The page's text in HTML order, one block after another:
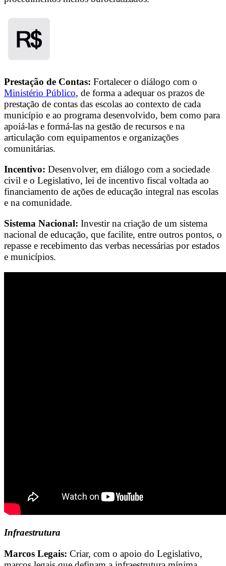
Prestação de Contas: Fortalecer o diálogo com o
Ministério Público, de forma a adequar os prazos de
prestação de contas das escolas ao contexto de cada
município e ao programa desenvolvido, bem como para
apoiá-las e formá-las na gestão de recursos e na
articulação com equipamentos e organizações
comunitárias.
Incentivo: Desenvolver, em diálogo com a sociedade
civil e o Legislativo, lei de incentivo fiscal voltada ao
financiamento de ações de educação integral nas escolas
e na comunidade.
Sistema Nacional: Investir na criação de um sistema
nacional de educação, que facilite, entre outros pontos, o
repasse e recebimento das verbas necessárias por estados
e municípios.
Infraestrutura
Marcos Legais: Criar, com o apoio do Legislativo,